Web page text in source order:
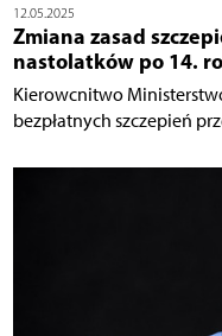
12.05.2025
Zmiana zasad
nastolatków po 14.
Kierowcnitwo
bezpłatnych szczepień